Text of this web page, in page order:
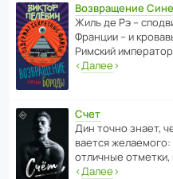
Возвращение
Жиль де Рэ –
Франции – и
Римский
‹Далее›
Счет
Дин точно знает,
ва­ется
отли­чные
‹Далее›